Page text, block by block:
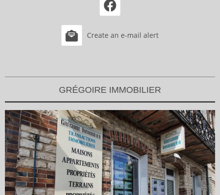
Create an e-mail alert
GRÉGOIRE IMMOBILIER